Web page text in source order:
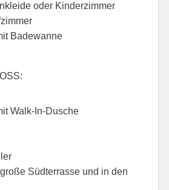
oder Kinderzimmer
Badewanne
Walk-In-Dusche
Südterrasse und in den